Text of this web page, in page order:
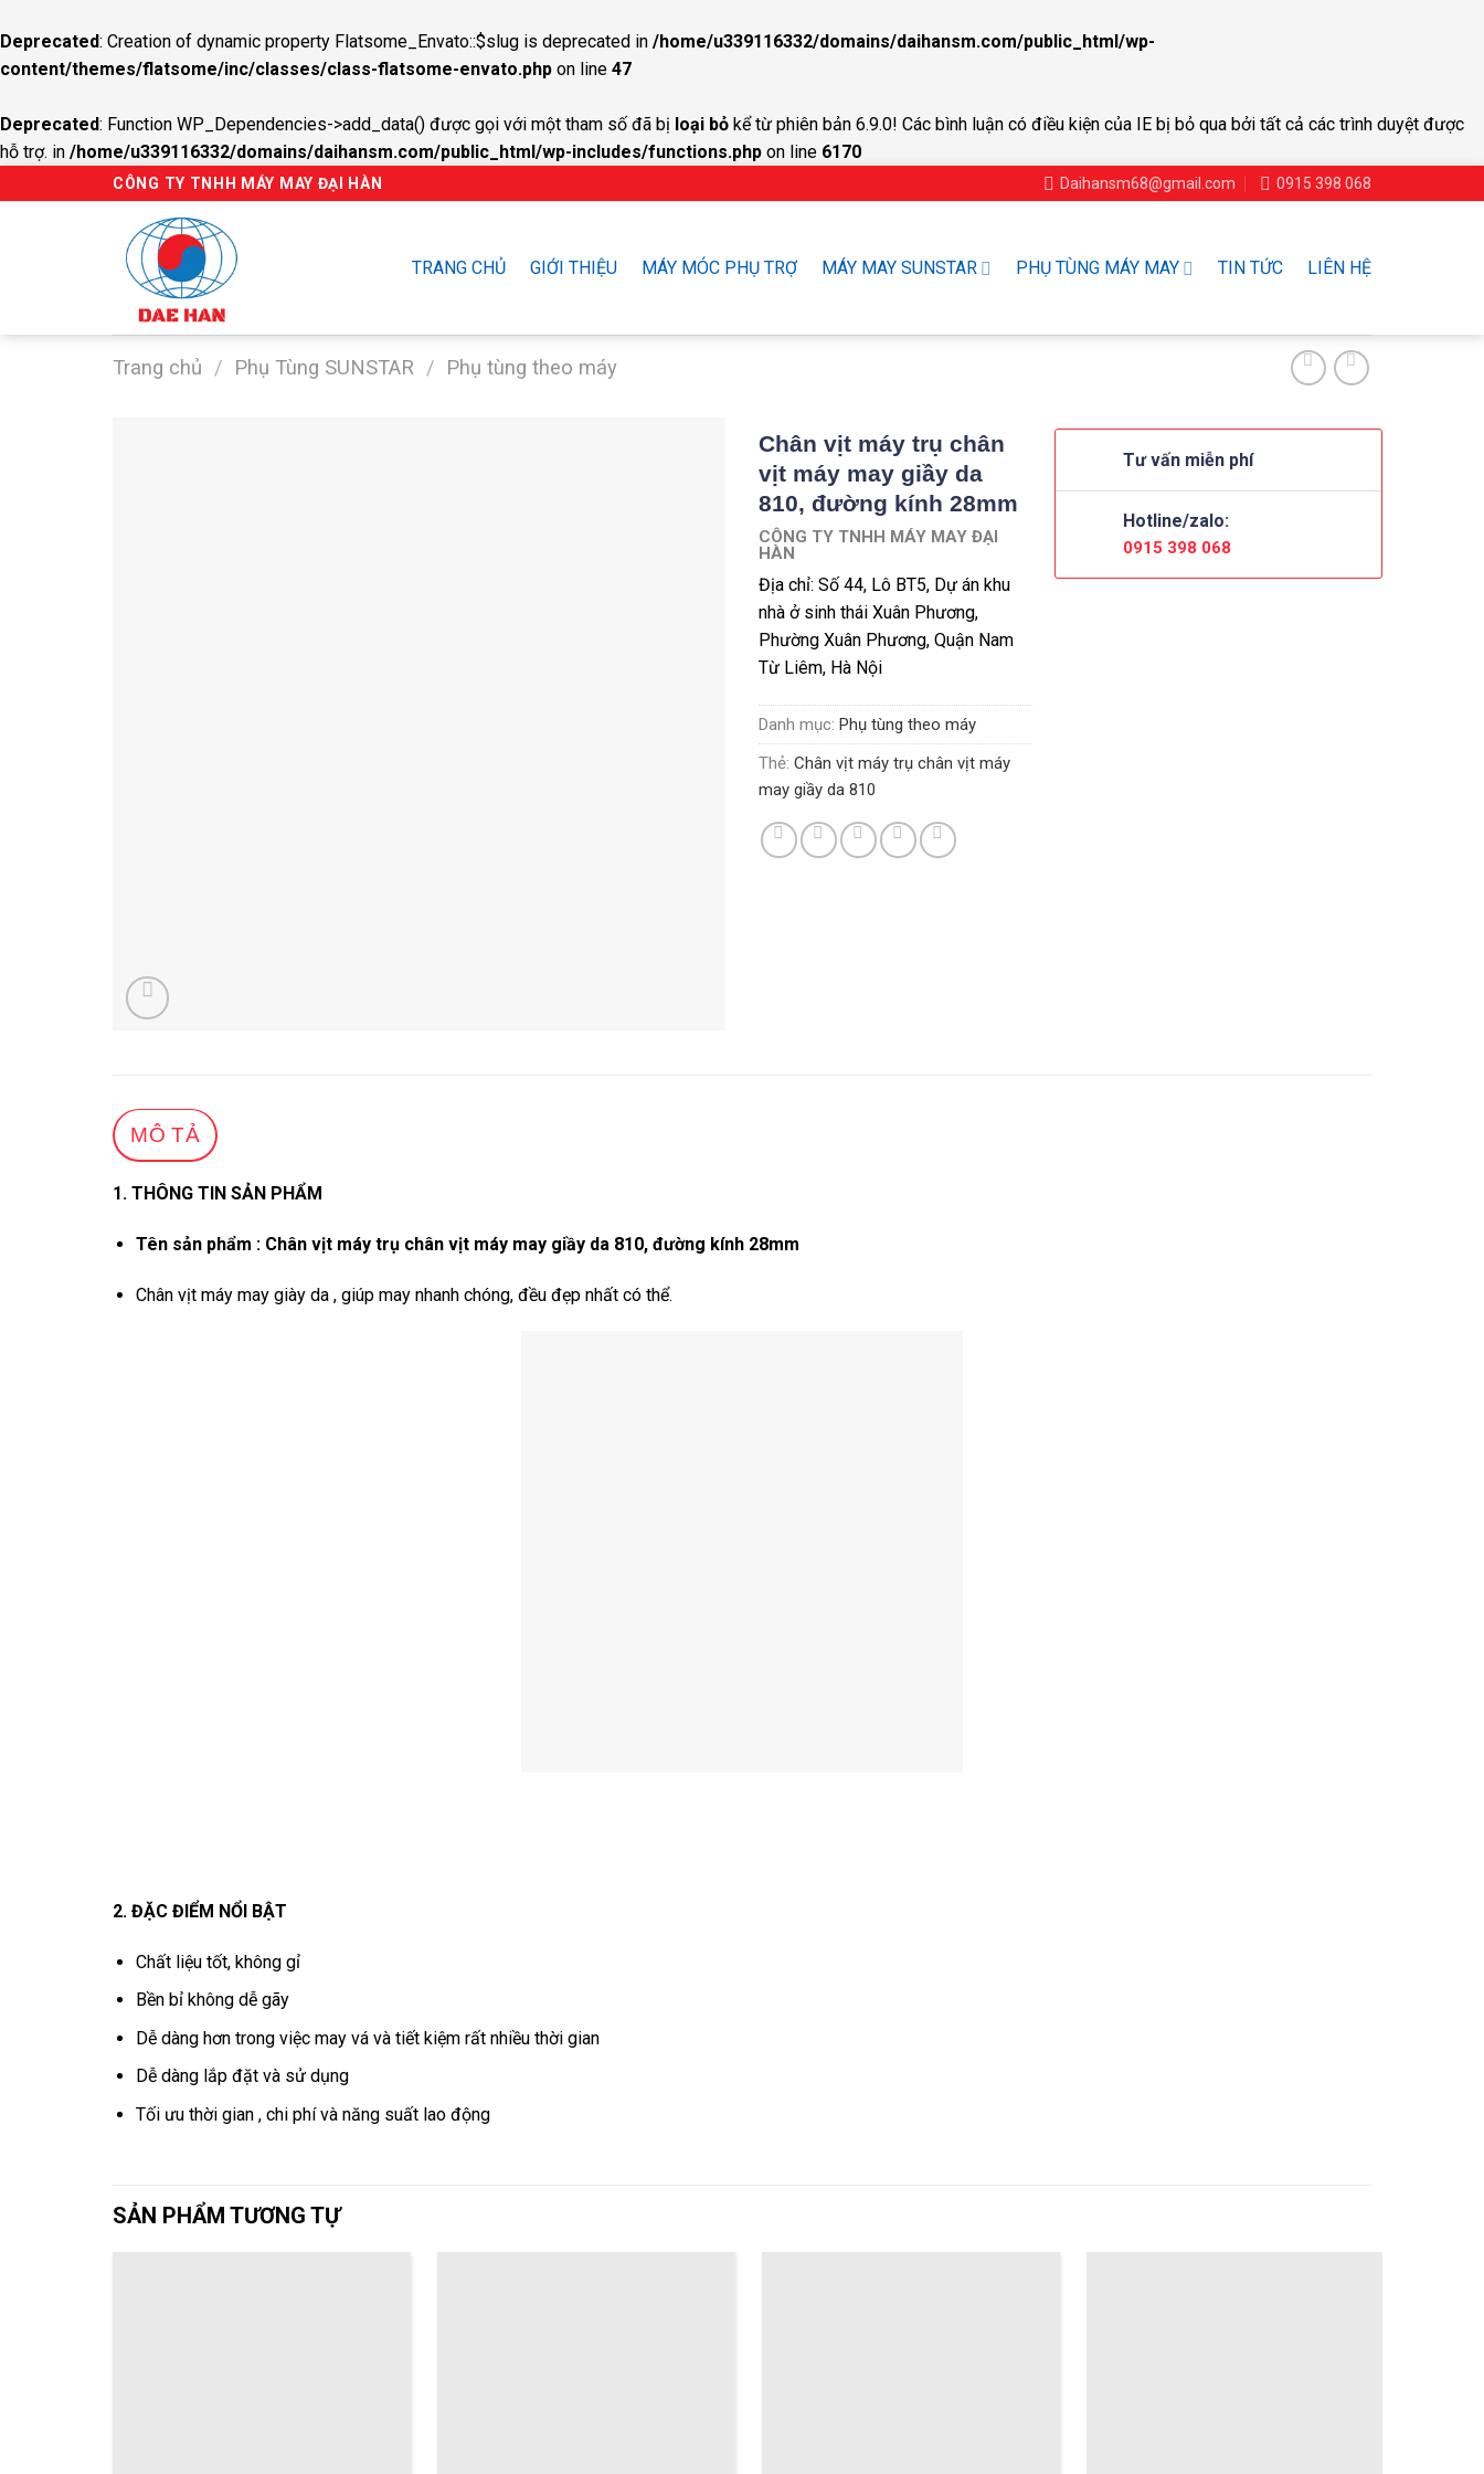
Deprecated: Creation of dynamic property Flatsome_Envato::$slug is deprecated in /home/u339116332/domains/daihansm.com/public_html/wp-
content/themes/flatsome/inc/classes/class-flatsome-envato.php on line 47
Deprecated: Function WP_Dependencies->add_data() được gọi với một tham số đã bị loại bỏ kể từ phiên bản 6.9.0! Các bình luận có điều kiện của IE bị bỏ qua bởi tất cả các trình duyệt được
hỗ trợ. in /home/u339116332/domains/daihansm.com/public_html/wp-includes/functions.php on line 6170
to
CÔNG TY TNHH MÁY MAY ĐẠI HÀN Daihansm68@gmail.com 0915 398 068
TRANG CHỦ GIỚI THIỆU MÁY MÓC PHỤ TRỢ MÁY MAY SUNSTAR PHỤ TÙNG MÁY MAY TIN TỨC LIÊN HỆ
Trang chủ / Phụ Tùng SUNSTAR / Phụ tùng theo máy
Chân vịt máy trụ chân
vịt máy may giầy da
810, đường kính 28mm
CÔNG TY TNHH MÁY MAY ĐẠI
HÀN
Địa chỉ: Số 44, Lô BT5, Dự án khu
nhà ở sinh thái Xuân Phương,
Phường Xuân Phương, Quận Nam
Từ Liêm, Hà Nội
Danh mục: Phụ tùng theo máy
Thẻ: Chân vịt máy trụ chân vịt máy
may giầy da 810
Tư vấn miễn phí
Hotline/zalo:
0915 398 068
MÔ TẢ
1. THÔNG TIN SẢN PHẨM
Tên sản phẩm : Chân vịt máy trụ chân vịt máy may giầy da 810, đường kính 28mm
Chân vịt máy may giày da , giúp may nhanh chóng, đều đẹp nhất có thể.
2. ĐẶC ĐIỂM NỔI BẬT
Chất liệu tốt, không gỉ
Bền bỉ không dễ gãy
Dễ dàng hơn trong việc may vá và tiết kiệm rất nhiều thời gian
Dễ dàng lắp đặt và sử dụng
Tối ưu thời gian , chi phí và năng suất lao động
SẢN PHẨM TƯƠNG TỰ